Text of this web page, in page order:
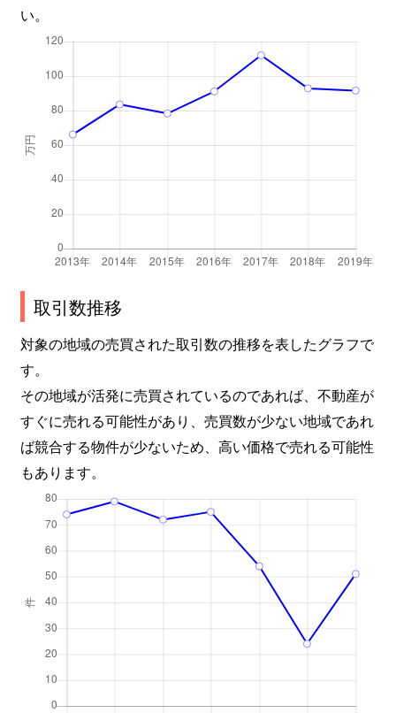
い。
取引数推移
対象の地域の売買された取引数の推移を表したグラフで
す。
その地域が活発に売買されているのであれば、不動産が
すぐに売れる可能性があり、売買数が少ない地域であれ
ば競合する物件が少ないため、高い価格で売れる可能性
もあります。